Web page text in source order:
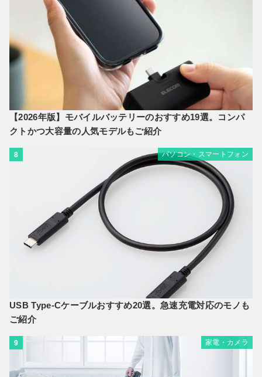
【2026年版】モバイルバッテリーのおすすめ19選。コンパ
クトかつ大容量の人気モデルもご紹介
8 パソコン・スマートフォン
USB Type-Cケーブルおすすめ20選。急速充電対応のモノも
ご紹介
9 家電・カメラ